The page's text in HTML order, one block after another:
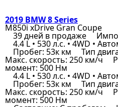
2019 BMW 8 Series
M850i xDrive Gran Coupe
39 дней в продаже
4.4 L • 530 л.с. • 4WD •
Пробег: 53к км Тип
Макс. скорость: 250 км/ч
момент: 500 Нм
4.4 L • 530 л.с. • 4WD •
Пробег: 53к км Тип
Макс. скорость: 250 км/ч
момент: 500 Нм